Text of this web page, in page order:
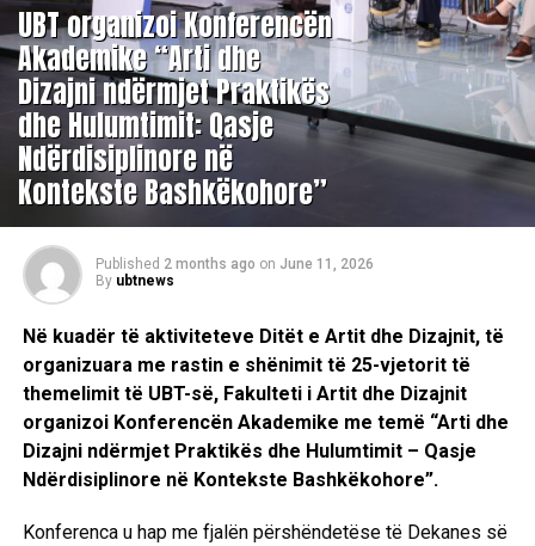
UBT organizoi Konferencën
Akademike “Arti dhe
Dizajni ndërmjet Praktikës
dhe Hulumtimit: Qasje
Ndërdisiplinore në
Kontekste Bashkëkohore”
Published 2 months ago on June 11, 2026
By ubtnews
Në kuadër të aktiviteteve Ditët e Artit dhe Dizajnit, të
organizuara me rastin e shënimit të 25-vjetorit të
themelimit të UBT-së, Fakulteti i Artit dhe Dizajnit
organizoi Konferencën Akademike me temë “Arti dhe
Dizajni ndërmjet Praktikës dhe Hulumtimit – Qasje
Ndërdisiplinore në Kontekste Bashkëkohore”.
Konferenca u hap me fjalën përshëndetëse të Dekanes së